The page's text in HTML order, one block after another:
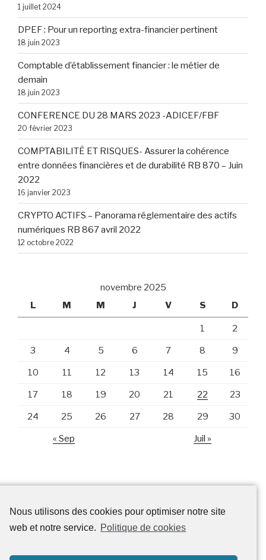
Nous utilisons des cookies pour optimiser notre site
web et notre service. Politique de cookies
1 juillet 2024
DPEF : Pour un reporting extra-financier pertinent
18 juin 2023
Comptable d’établissement financier : le métier de
demain
18 juin 2023
CONFERENCE DU 28 MARS 2023 -ADICEF/FBF
20 février 2023
COMPTABILITÉ ET RISQUES- Assurer la cohérence
entre données financières et de durabilité RB 870 – Juin
2022
16 janvier 2023
CRYPTO ACTIFS – Panorama réglementaire des actifs
numériques RB 867 avril 2022
12 octobre 2022
novembre 2025
L
M M J V S D
1 2
3 4 5 6 7 8 9
10 11 12 13 14 15 16
17 18 19 20 21 22 23
24 25 26 27 28 29 30
« Sep Juil »